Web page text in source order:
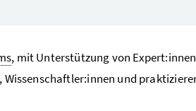
, mit Unterstützung von
und